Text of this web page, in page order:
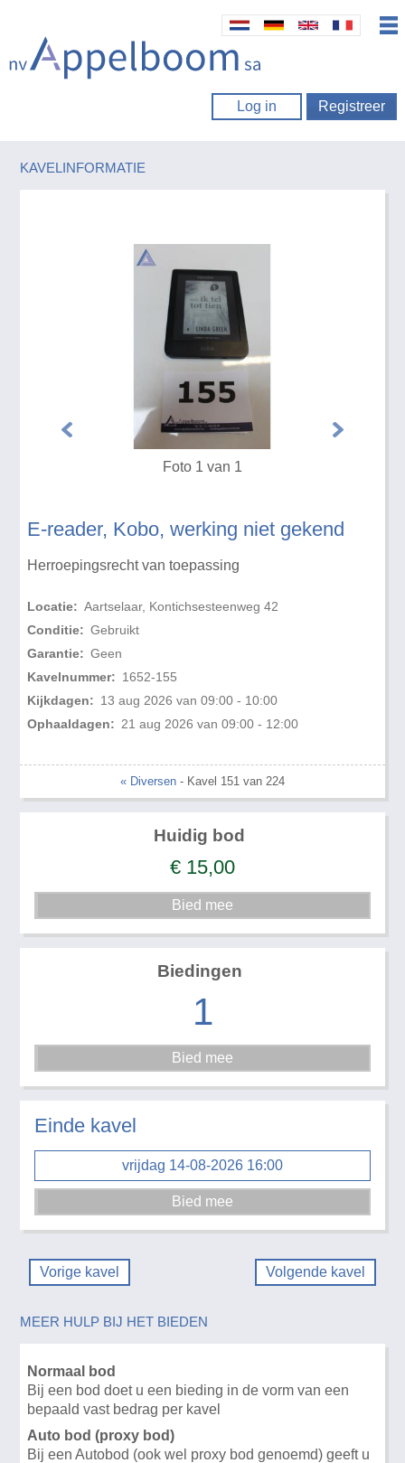
Log in Registreer
KAVELINFORMATIE
E-reader, Kobo, werking niet gekend
Herroepingsrecht van toepassing
Locatie: Aartselaar, Kontichsesteenweg 42
Conditie: Gebruikt
Garantie: Geen
Kavelnummer: 1652-155
Kijkdagen: 13 aug 2026 van 09:00 - 10:00
Ophaaldagen: 21 aug 2026 van 09:00 - 12:00
Foto 1 van 1
« Diversen - Kavel 151 van 224
Huidig bod
€ 15,00
Biedingen
1
Einde kavel
vrijdag 14-08-2026 16:00
Vorige kavel Volgende kavel
MEER HULP BIJ HET BIEDEN
Normaal bod
Bij een bod doet u een bieding in de vorm van een
bepaald vast bedrag per kavel
Auto bod (proxy bod)
Bij een Autobod (ook wel proxy bod genoemd) geeft u